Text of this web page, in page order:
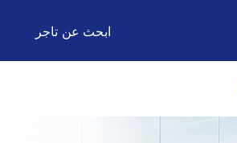
ابحث عن تاجر